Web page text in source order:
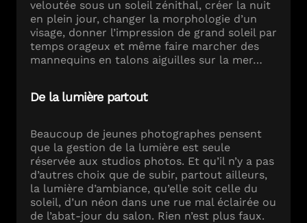
veloutée sous un soleil zénithal, créer la nuit
en plein jour, changer la morphologie d’un
visage, donner l’impression de grand soleil par
temps orageux et même faire marcher des
mannequins en talons aiguilles sur la mer…
De la lumière partout
Beaucoup de jeunes photographes pensent
que la gestion de la lumière est seule
réservée aux studios photos. Et qu’il n’y a pas
d’autres choix que de subir, partout ailleurs,
la lumière d’ambiance, qu’elle soit celle du
soleil, d’un néon dans une rue mal éclairée ou
de l’abat-jour du salon. Rien n’est plus faux.